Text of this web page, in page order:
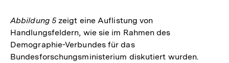
Abbildung 5 zeigt eine Auflistung von
Handlungsfeldern, wie sie im Rahmen des
Demographie-Verbundes für das
Bundesforschungsministerium diskutiert wurden.